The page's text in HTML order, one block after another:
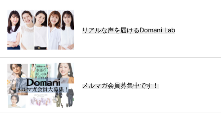
リアルな声を届けるDomani Lab
メルマガ会員募集中です！